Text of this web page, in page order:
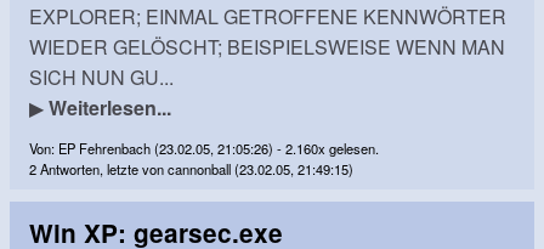
EXPLORER; EINMAL GETROFFENE KENNWÖRTER
WIEDER GELÖSCHT; BEISPIELSWEISE WENN MAN
SICH NUN GU...
▶Weiterlesen...
Von: EP Fehrenbach (23.02.05, 21:05:26) - 2.160x gelesen.
2 Antworten, letzte von cannonball (23.02.05, 21:49:15)
Win XP: gearsec.exe